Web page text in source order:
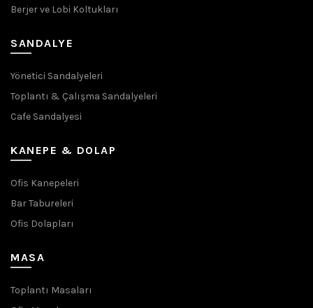
Berjer ve Lobi Koltukları
SANDALYE
Yönetici Sandalyeleri
Toplantı & Çalışma Sandalyeleri
Cafe Sandalyesi
KANEPE & DOLAP
Ofis Kanepeleri
Bar Tabureleri
Ofis Dolapları
MASA
Toplantı Masaları